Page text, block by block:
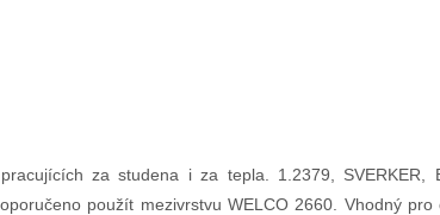
za studena i za tepla. 1.2379,
použít mezivrstvu WELCO 2660. Vhodný pro